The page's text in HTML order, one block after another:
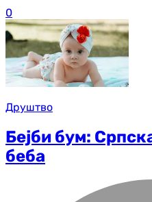
0
Друштво
Бејби бум:
беба